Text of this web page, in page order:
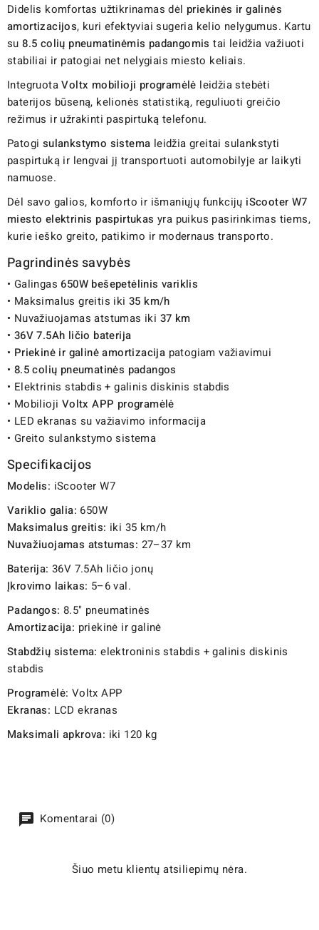
Didelis komfortas užtikrinamas dėl priekinės ir galinės
amortizacijos, kuri efektyviai sugeria kelio nelygumus. Kartu
su8.5 colių pneumatinėmis padangomis tai leidžia važiuoti
stabiliai ir patogiai net nelygiais miesto keliais.
IntegruotaVoltx mobilioji programėlė leidžia stebėti
baterijos būseną, kelionės statistiką, reguliuoti greičio
režimus ir užrakinti paspirtuką telefonu.
Patogi sulankstymo sistema leidžia greitai sulankstyti
paspirtuką ir lengvai jį transportuoti automobilyje ar laikyti
namuose.
Dėl savo galios, komforto ir išmaniųjų funkcijų iScooter W7
miesto elektrinis paspirtukas yra puikus pasirinkimas tiems,
kurie ieško greito, patikimo ir modernaus transporto.
Pagrindinės savybės
• Galingas 650W bešepetėlinis variklis
• Maksimalus greitis iki 35 km/h
• Nuvažiuojamas atstumas iki 37 km
• 36V 7.5Ah ličio baterija
• Priekinė ir galinė amortizacija patogiam važiavimui
• 8.5 colių pneumatinės padangos
• Elektrinis stabdis + galinis diskinis stabdis
• Mobilioji Voltx APP programėlė
• LED ekranas su važiavimo informacija
• Greito sulankstymo sistema
Specifikacijos
Modelis: iScooter W7
Variklio galia: 650W
Maksimalus greitis: iki 35 km/h
Nuvažiuojamas atstumas: 27–37 km
Baterija: 36V 7.5Ah ličio jonų
Įkrovimo laikas: 5–6 val.
Padangos: 8.5" pneumatinės
Amortizacija: priekinė ir galinė
Stabdžių sistema: elektroninis stabdis + galinis diskinis
stabdis
Programėlė: Voltx APP
Ekranas: LCD ekranas
Maksimali apkrova: iki 120 kg
Komentarai (0)
Šiuo metu klientų atsiliepimų nėra.